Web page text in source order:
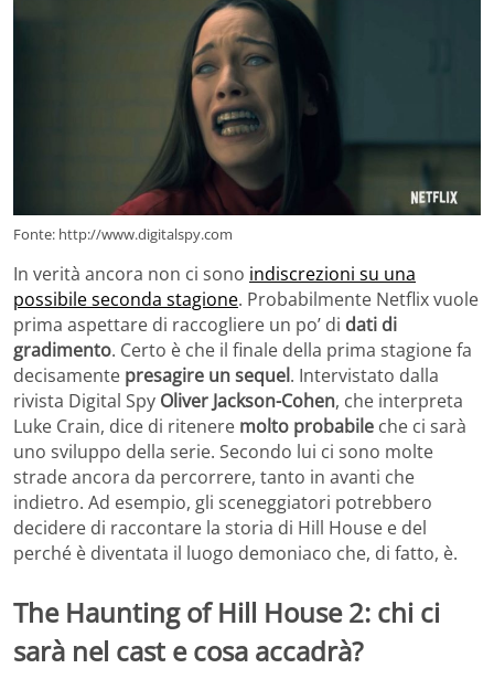
Fonte: http://www.digitalspy.com
In verità ancora non ci sono indiscrezioni su una
possibile seconda stagione. Probabilmente Netflix vuole
prima aspettare di raccogliere un po’ di dati di
gradimento. Certo è che il finale della prima stagione fa
decisamente presagire un sequel. Intervistato dalla
rivista Digital Spy Oliver Jackson-Cohen, che interpreta
Luke Crain, dice di ritenere molto probabile che ci sarà
uno sviluppo della serie. Secondo lui ci sono molte
strade ancora da percorrere, tanto in avanti che
indietro. Ad esempio, gli sceneggiatori potrebbero
decidere di raccontare la storia di Hill House e del
perché è diventata il luogo demoniaco che, di fatto, è.
The Haunting of Hill House 2: chi ci
sarà nel cast e cosa accadrà?